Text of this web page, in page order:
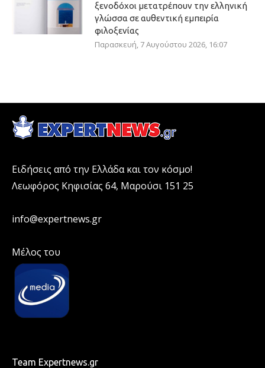
ξενοδόχοι μετατρέπουν την ελληνική
γλώσσα σε αυθεντική εμπειρία
φιλοξενίας
Παρασκευή, 7 Αυγούστου 2026, 16:07
Ειδήσεις από την Ελλάδα και τον κόσμο!
Λεωφόρος Κηφισίας 64, Μαρούσι 151 25
info@expertnews.gr
Μέλος του
Team Expertnews.gr